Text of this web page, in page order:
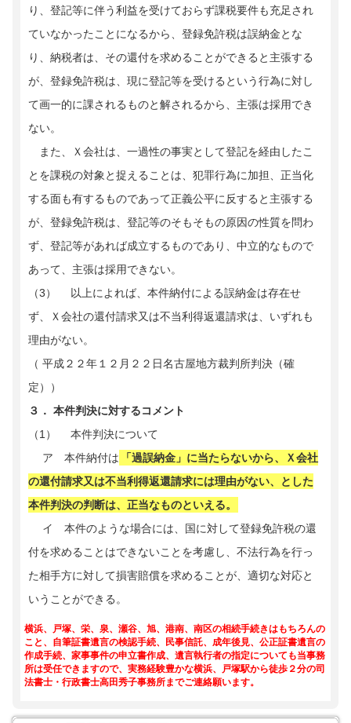
り、登記等に伴う利益を受けておらず課税要件も充足され
ていなかったことになるから、登録免許税は誤納金とな
り、納税者は、その還付を求めることができると主張する
が、登録免許税は、現に登記等を受けるという行為に対し
て画一的に課されるものと解されるから、主張は採用でき
ない。
また、Ｘ会社は、一過性の事実として登記を経由したこ
とを課税の対象と捉えることは、犯罪行為に加担、正当化
する面も有するものであって正義公平に反すると主張する
が、登録免許税は、登記等のそもそもの原因の性質を問わ
ず、登記等があれば成立するものであり、中立的なもので
あって、主張は採用できない。
（3） 以上によれば、本件納付による誤納金は存在せ
ず、Ｘ会社の還付請求又は不当利得返還請求は、いずれも
理由がない。
（ 平成２２年１２月２２日名古屋地方裁判所判決（確
定））
３． 本件判決に対するコメント
（1） 本件判決について
ア 本件納付は
「過誤納金」に当たらないから、Ｘ会社
の還付請求又は不当利得返還請求には理由がない、とした
本件判決の判断は、正当なものといえる。
イ 本件のような場合には、国に対して登録免許税の還
付を求めることはできないことを考慮し、不法行為を行っ
た相手方に対して損害賠償を求めることが、適切な対応と
いうことができる。
横浜、戸塚、栄、泉、瀬谷、旭、港南、南区の相続手続きはもちろんの
こと、自筆証書遺言の検認手続、民事信託、成年後見、公正証書遺言の
作成手続、家事事件の申立書作成、遺言執行者の指定についても当事務
所は受任できますので、実務経験豊かな横浜、戸塚駅から徒歩２分の司
法書士・行政書士高田秀子事務所までご連絡願います。